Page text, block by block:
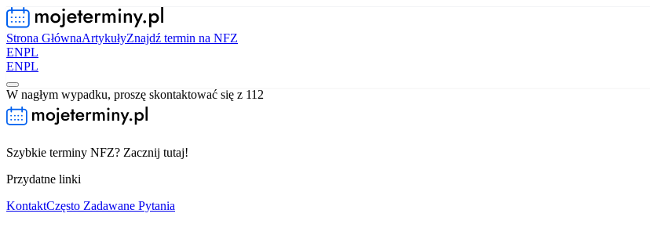
Strona GłównaArtykułyZnajdź termin na NFZ
ENPL
ENPL
W nagłym wypadku, proszę skontaktować się z 112
Szybkie terminy NFZ? Zacznij tutaj!
Przydatne linki
KontaktCzęsto Zadawane Pytania